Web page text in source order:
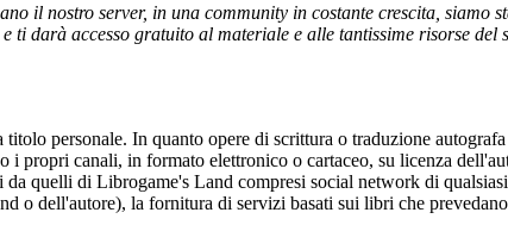
il nostro server, in una community in costante crescita, siamo
darà accesso gratuito al materiale e alle tantissime risorse
personale. In quanto opere di scrittura o traduzione
propri canali, in formato elettronico o cartaceo, su licenza
quelli di Librogame's Land compresi social network di
o dell'autore), la fornitura di servizi basati sui libri che